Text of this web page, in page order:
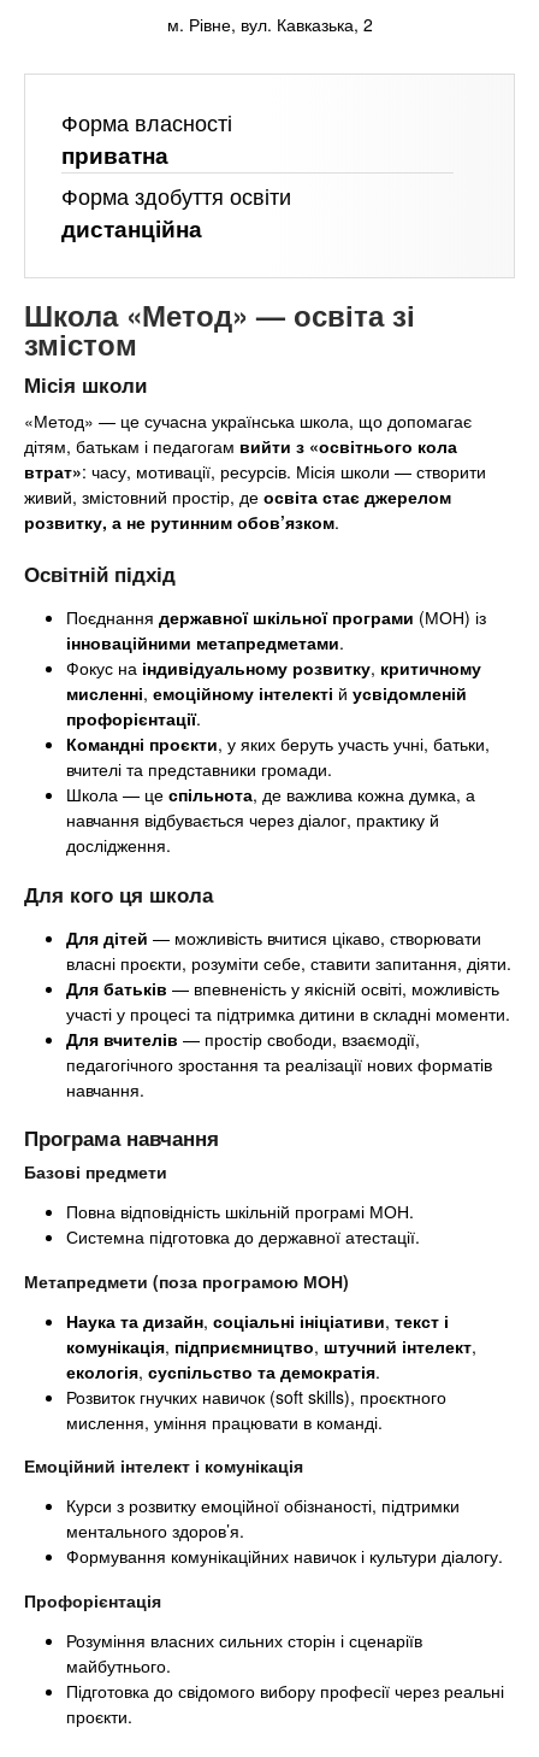
n
n
o
Онлайн курси
м. Рівне, вул. Кавказька, 2
Форма власності
приватна
Форма здобуття освіти
дистанційна
Школа «Метод» — освіта зі
змістом
Місія школи
«Метод» — це сучасна українська школа, що допомагає
дітям, батькам і педагогам вийти з «освітнього кола
втрат»: часу, мотивації, ресурсів. Місія школи — створити
живий, змістовний простір, де освіта стає джерелом
розвитку, а не рутинним обов’язком.
Освітній підхід
Поєднання державної шкільної програми (МОН) із
інноваційними метапредметами.
Фокус на індивідуальному розвитку, критичному
мисленні, емоційному інтелекті й усвідомленій
профорієнтації.
Командні проєкти, у яких беруть участь учні, батьки,
вчителі та представники громади.
Школа — це спільнота, де важлива кожна думка, а
навчання відбувається через діалог, практику й
дослідження.
Для кого ця школа
Для дітей — можливість вчитися цікаво, створювати
власні проєкти, розуміти себе, ставити запитання, діяти.
Для батьків — впевненість у якісній освіті, можливість
участі у процесі та підтримка дитини в складні моменти.
Для вчителів — простір свободи, взаємодії,
педагогічного зростання та реалізації нових форматів
навчання.
Програма навчання
Базові предмети
Повна відповідність шкільній програмі МОН.
Системна підготовка до державної атестації.
Метапредмети (поза програмою МОН)
Наука та дизайн, соціальні ініціативи, текст і
комунікація, підприємництво, штучний інтелект,
екологія, суспільство та демократія.
Розвиток гнучких навичок (soft skills), проєктного
мислення, уміння працювати в команді.
Емоційний інтелект і комунікація
Курси з розвитку емоційної обізнаності, підтримки
ментального здоров’я.
Формування комунікаційних навичок і культури діалогу.
Профорієнтація
Розуміння власних сильних сторін і сценаріїв
майбутнього.
Підготовка до свідомого вибору професії через реальні
проєкти.